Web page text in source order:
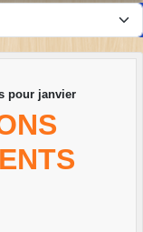
pour janvier